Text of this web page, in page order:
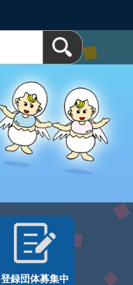
登録団体募集中